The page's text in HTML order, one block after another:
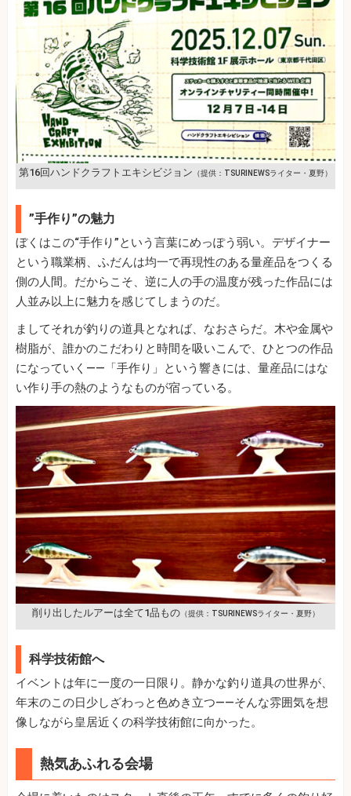
第16回ハンドクラフトエキシビジョン （提供：TSURINEWSライター・夏野）
”手作り”の魅力
ぼくはこの“手作り”という言葉にめっぽう弱い。デザイナー
という職業柄、ふだんは均一で再現性のある量産品をつくる
側の人間。だからこそ、逆に人の手の温度が残った作品には
人並み以上に魅力を感じてしまうのだ。
ましてそれが釣りの道具となれば、なおさらだ。木や金属や
樹脂が、誰かのこだわりと時間を吸いこんで、ひとつの作品
になっていく——「手作り」という響きには、量産品にはな
い作り手の熱のようなものが宿っている。
削り出したルアーは全て1品もの（提供：TSURINEWSライター・夏野）
科学技術館へ
イベントは年に一度の一日限り。静かな釣り道具の世界が、
年末のこの日少しざわっと色めき立つ——そんな雰囲気を想
像しながら皇居近くの科学技術館に向かった。
熱気あふれる会場